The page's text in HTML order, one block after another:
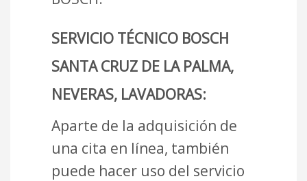
SERVICIO TÉCNICO BOSCH
SANTA CRUZ DE LA PALMA,
NEVERAS, LAVADORAS:
Aparte de la adquisición de
una cita en línea, también
puede hacer uso del servicio